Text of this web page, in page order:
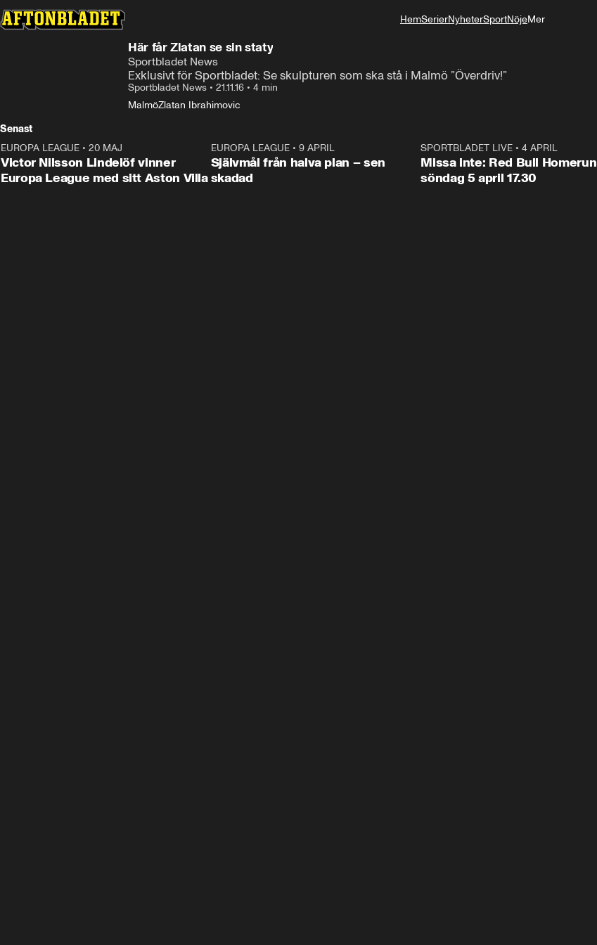
HemSerierNyheterSportNöjeMer
Här får Zlatan se sin staty
Sportbladet News
Exklusivt för Sportbladet: Se skulpturen som ska stå i Malmö ”Överdriv!”
Sportbladet News • 21.11.16 • 4 min
MalmöZlatan Ibrahimovic
Senast
EUROPA LEAGUE • 20 MAJ
Victor Nilsson Lindelöf vinner
Europa League med sitt Aston Villa
1:03
EUROPA LEAGUE• 9 APRIL
Självmål från halva plan – sen
skadad
SPORTBLADET LIVE •4 APRIL
Missa inte: Red Bull Homerun
söndag 5 april 17.30